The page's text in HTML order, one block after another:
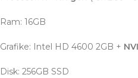
Ram: 16GB
Grafike: Intel HD 4600 2GB +
Disk: 256GB SSD